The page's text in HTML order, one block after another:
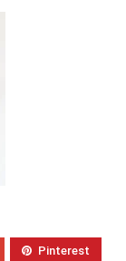
Pinterest